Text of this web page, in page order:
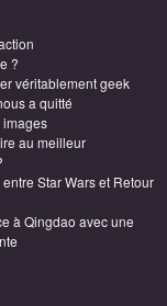
?
véritablement geek
a quitté
images
au meilleur
Star Wars et Retour
à Qingdao avec une